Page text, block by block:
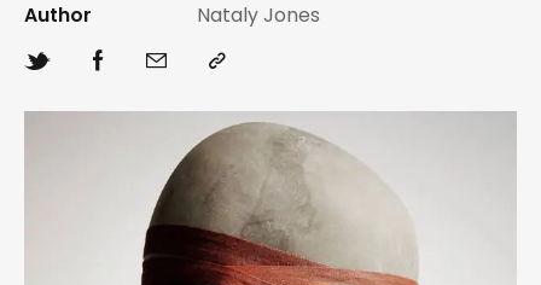
Author
Nataly Jones